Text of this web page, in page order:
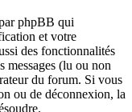
phpBB qui
et votre
des fonctionnalités
messages (lu ou non
du forum. Si vous
ou de déconnexion, la